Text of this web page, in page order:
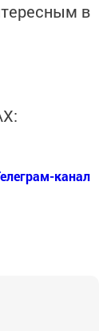
в
канал